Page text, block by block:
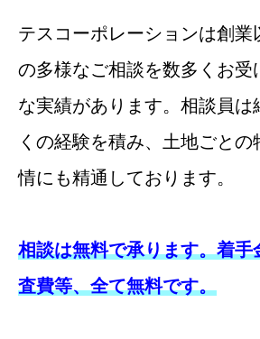
テスコーポレーションは創業
の多様なご相談を数多くお受
な実績があります。相談員は
くの経験を積み、土地ごと
情にも精通しております。
相談は無料で承ります。着手
査費等、全て無料です。